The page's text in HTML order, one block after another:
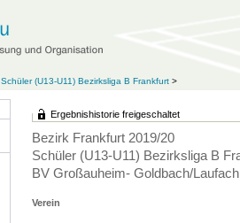
Schüler (U13-U11) Bezirksliga B Frankfurt>
Ergebnishistorie freigeschaltet
Bezirk Frankfurt 2019/20
Schüler (U13-U11) Bezirksliga B
BV Großauheim- Goldbach/
Verein